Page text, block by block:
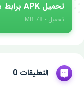
تحميل APK برابط مباشر
تحميل - 78 MB
التعليقات 0